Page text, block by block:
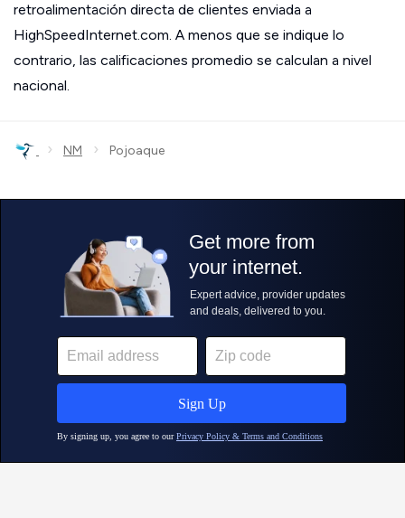
retroalimentación directa de clientes enviada a
HighSpeedInternet.com. A menos que se indique lo
contrario, las calificaciones promedio se calculan a nivel
nacional.
› NM › Pojoaque